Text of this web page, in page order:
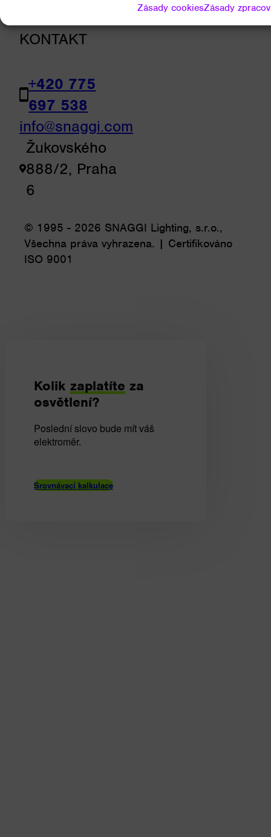
Zásady cookiesZásady
KONTAKT
+420 775
697 538
info@snaggi.com
Žukovského
888/2, Praha
6
© 1995 - 2026 SNAGGI Lighting, s.r.o.,
Všechna práva vyhrazena. | Certifikováno
ISO 9001
Kolik zaplatíte za
osvětlení?
Poslední slovo bude mít váš
elektroměr.
Srovnávací kalkulace